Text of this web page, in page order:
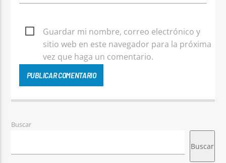
Guardar mi nombre, correo electrónico y
sitio web en este navegador para la próxima
vez que haga un comentario.
Buscar
Buscar